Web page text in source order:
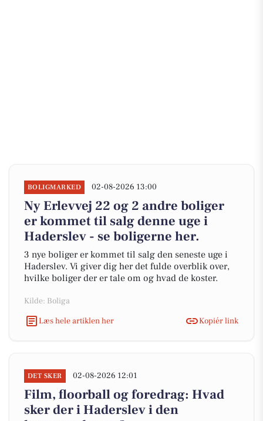
BOLIGMARKED 02-08-2026 13:00
Ny Erlevvej 22 og 2 andre boliger
er kommet til salg denne uge i
Haderslev - se boligerne her.
3 nye boliger er kommet til salg den seneste uge i
Haderslev. Vi giver dig her det fulde overblik over,
hvilke boliger der er tale om og hvad de koster.
Kilde: Boliga
Læs hele artiklen her
Kopiér link
DET SKER 02-08-2026 12:01
Film, floorball og foredrag: Hvad
sker der i Haderslev i den